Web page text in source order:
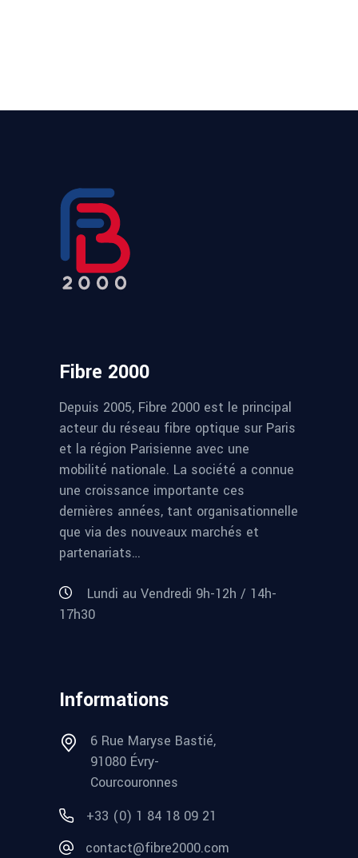
Fibre 2000
Depuis 2005, Fibre 2000 est le principal
acteur du réseau fibre optique sur Paris
et la région Parisienne avec une
mobilité nationale. La société a connue
une croissance importante ces
dernières années, tant organisationnelle
que via des nouveaux marchés et
partenariats…
Lundi au Vendredi 9h-12h / 14h-
17h30
Informations
6 Rue Maryse Bastié,
91080 Évry-
Courcouronnes
+33 (0) 1 84 18 09 21
contact@fibre2000.com